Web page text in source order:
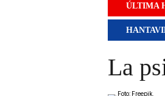
ÚLTIMA
La